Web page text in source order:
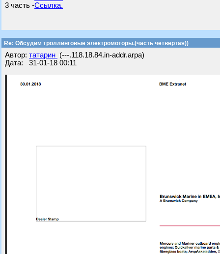
3 часть -Ссылка.
Re: Обсудим троллинговые электромоторы.(часть четвертая))
Автор: татарин (---.118.18.84.in-addr.arpa)
Дата: 31-01-18 00:11